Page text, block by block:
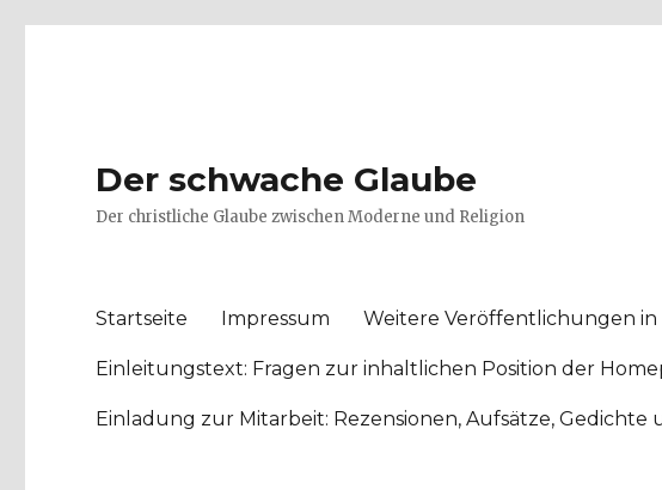
Der schwache Glaube
Der christliche Glaube zwischen Moderne und Religion
Startseite Impressum Weitere Veröffentlichungen
Einleitungstext: Fragen zur inhaltlichen Position der
Einladung zur Mitarbeit: Rezensionen, Aufsätze, Gedichte